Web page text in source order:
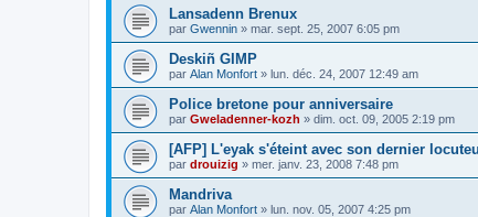
Lansadenn Brenux
par Gwennin » mar. sept. 25, 2007 6:05 pm
Deskiñ GIMP
par Alan Monfort » lun. déc. 24, 2007 12:49 am
Police bretone pour anniversaire
par Gweladenner-kozh » dim. oct. 09, 2005 2:19 pm
[AFP] L'eyak s'éteint avec son dernier
par drouizig » mer. janv. 23, 2008 7:48 pm
Mandriva
par Alan Monfort » lun. nov. 05, 2007 4:25 pm